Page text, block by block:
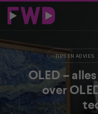
TIPS EN ADVIES
OLED –
over